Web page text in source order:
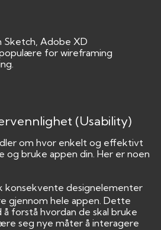
Sketch, Adobe XD
for wireframing
(Usability)
om hvor enkelt og effektivt
og bruke appen din. Her er noen
konsekvente designelementer
gjennom hele appen. Dette
forstå hvordan de skal bruke
seg nye måter å interagere